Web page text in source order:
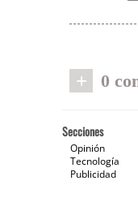
+ 0
Secciones
Opinión
Tecnología
Publicidad